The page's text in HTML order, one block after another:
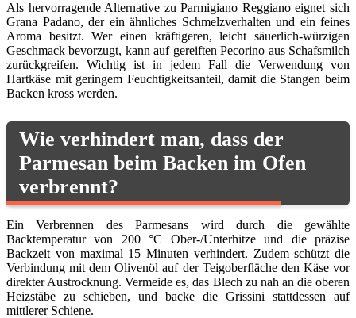
Als hervorragende Alternative zu Parmigiano Reggiano eignet sich
Grana Padano, der ein ähnliches Schmelzverhalten und ein feines
Aroma besitzt. Wer einen kräftigeren, leicht säuerlich-würzigen
Geschmack bevorzugt, kann auf gereiften Pecorino aus Schafsmilch
zurückgreifen. Wichtig ist in jedem Fall die Verwendung von
Hartkäse mit geringem Feuchtigkeitsanteil, damit die Stangen beim
Backen kross werden.
Wie verhindert man, dass der
Parmesan beim Backen im Ofen
verbrennt?
Ein Verbrennen des Parmesans wird durch die gewählte
Backtemperatur von 200 °C Ober-/Unterhitze und die präzise
Backzeit von maximal 15 Minuten verhindert. Zudem schützt die
Verbindung mit dem Olivenöl auf der Teigoberfläche den Käse vor
direkter Austrocknung. Vermeide es, das Blech zu nah an die oberen
Heizstäbe zu schieben, und backe die Grissini stattdessen auf
mittlerer Schiene.